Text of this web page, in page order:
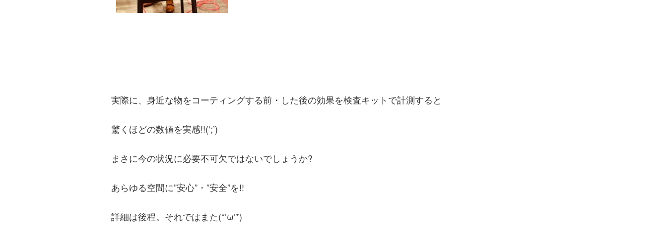
実際に、身近な物をコーティングする前・した後の効果を検査キットで計測すると
驚くほどの数値を実感!!(‘;’)
まさに今の状況に必要不可欠ではないでしょうか?
あらゆる空間に”安心”・”安全”を!!
詳細は後程。それではまた(*’ω’*)